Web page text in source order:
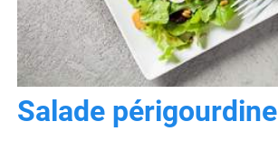
Salade périgourdine